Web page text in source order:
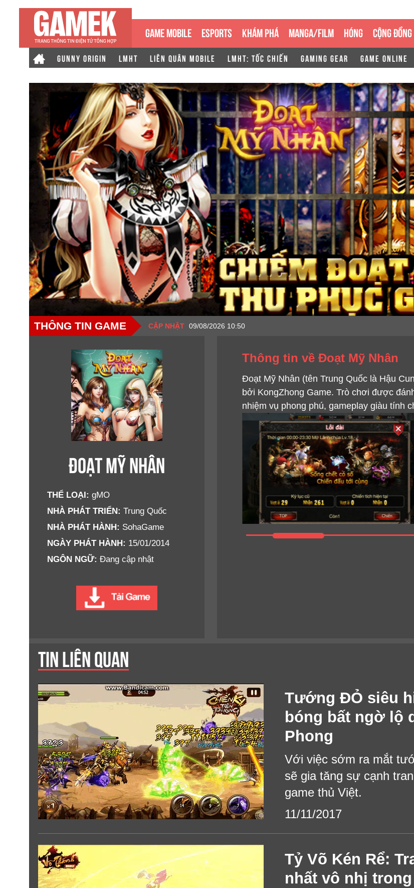
GAME MOBILE ESPORTS KHÁM PHÁ MANGA/FILM HÓNG CỘNG ĐỒNG
GUNNY ORIGIN LMHT LIÊN QUÂN MOBILE LMHT: TỐC CHIẾN GAMING GEAR GAME ONLINE
THÔNG TIN GAME CẬP NHẬT 09/08/2026 10:50
ĐOẠT MỸ NHÂN
THỂ LOẠI: gMO
NHÀ PHÁT TRIỂN: Trung Quốc
NHÀ PHÁT HÀNH: SohaGame
NGÀY PHÁT HÀNH: 15/01/2014
NGÔN NGỮ: Đang cập nhật
Thông tin về Đoạt Mỹ Nhân
Đoạt Mỹ Nhân (tên Trung Quốc là Hậu
bởi KongZhong Game. Trò chơi được
nhiệm vụ phong phú, gameplay giàu tính
TIN LIÊN QUAN
Tướng ĐỎ siêu
bóng bất ngờ lộ
Phong
Với việc sớm ra mắt
sẽ gia tăng sự cạnh
game thủ Việt.
11/11/2017
Tỷ Võ Kén Rể:
nhất vô nhị